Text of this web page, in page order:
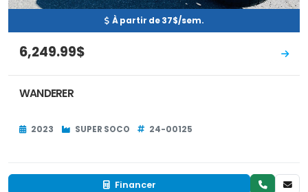
À partir de 37$/sem.
6,249.99$
WANDERER
2023 SUPER SOCO 24-00125
Financer